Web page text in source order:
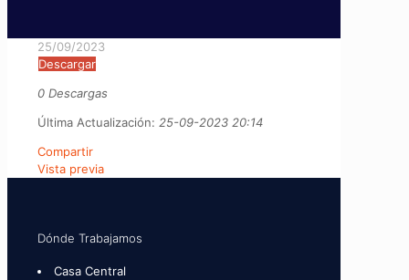
25/09/2023
Descargar
0 Descargas
Última Actualización: 25-09-2023 20:14
Compartir
Vista previa
Dónde Trabajamos
Casa Central